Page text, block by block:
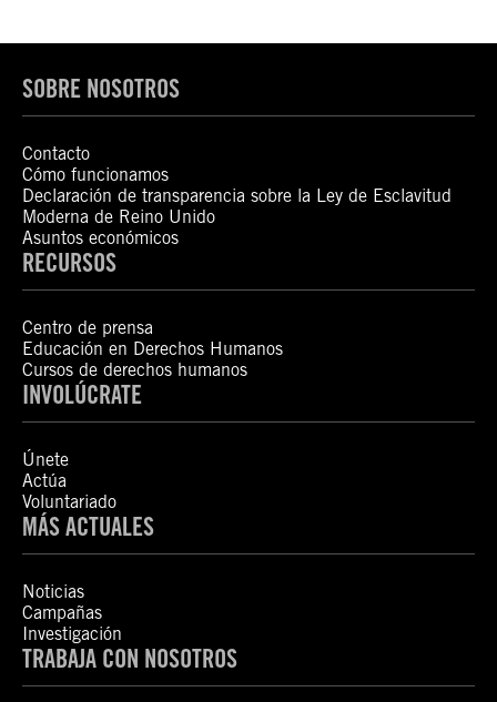
SOBRE NOSOTROS
Contacto
Cómo funcionamos
Declaración de transparencia sobre la Ley de Esclavitud
Moderna de Reino Unido
Asuntos económicos
RECURSOS
Centro de prensa
Educación en Derechos Humanos
Cursos de derechos humanos
INVOLÚCRATE
Únete
Actúa
Voluntariado
MÁS ACTUALES
Noticias
Campañas
Investigación
TRABAJA CON NOSOTROS